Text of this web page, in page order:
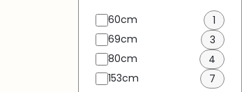
60cm
1
69cm
3
80cm
4
153cm
7